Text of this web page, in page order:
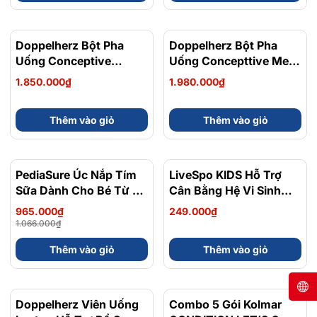
Doppelherz Bột Pha
Uống Conceptive
Women Hỗ TRợ Sức
Khỏe Sinh Sản Nữ Hộp
30 Gói
1.850.000₫
Thêm vào giỏ
Doppelherz Bột Pha
Uống Concepttive Men
Hỗ Trợ Sức Khỏe Sinh
Sản Hộp 30 Gói
1.980.000₫
Thêm vào giỏ
- 9%
PediaSure Úc Nắp Tím
Sữa Dành Cho Bé Từ 1
Đến 10 Tuổi Hộp 850g
965.000₫
1.066.000₫
Thêm vào giỏ
LiveSpo KIDS Hỗ Trợ
Cân Bằng Hệ Vi Sinh
Đường Ruột, Giảm Rối
Loạn Tiêu Hóa Hộp 20
Ống
249.000₫
Thêm vào giỏ
- 3%
Doppelherz Viên Uống
- 20%
Combo 5 Gói Kolmar